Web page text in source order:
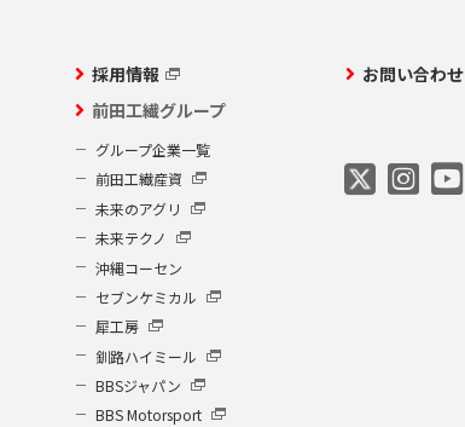
採用情報
前田工繊グループ
グループ企業一覧
前田工繊産資
未来のアグリ
未来テクノ
沖縄コーセン
セブンケミカル
犀工房
釧路ハイミール
BBSジャパン
BBS Motorsport
お問い合わせ